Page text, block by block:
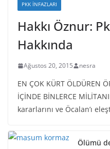
PKK İNFAZLARI
Hakkı Öznur:
Hakkında
Ağustos 20, 2015 nesra
EN ÇOK KÜRT ÖLDÜREN
İÇİNDE BİNLERCE
kararlarını ve Öcalan’ı
Ölümü